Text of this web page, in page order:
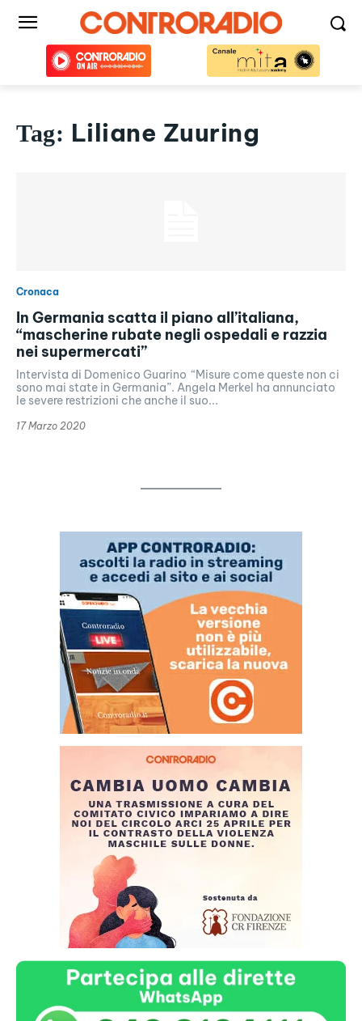
Tag: Liliane Zuuring
Cronaca
In Germania scatta il piano all’italiana,
“mascherine rubate negli ospedali e razzia
nei supermercati”
Intervista di Domenico Guarino “Misure come queste non ci
sono mai state in Germania”. Angela Merkel ha annunciato
le severe restrizioni che anche il suo...
17 Marzo 2020